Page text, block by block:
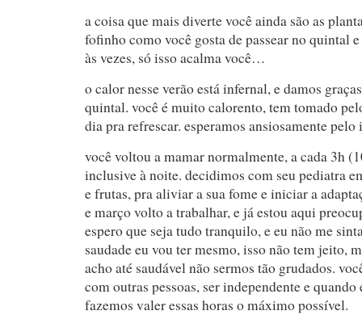
a coisa que mais diverte você ainda são as
fofinho como você gosta de passear no quintal
às vezes, só isso acalma você…
o calor nesse verão está infernal, e damos
quintal. você é muito calorento, tem tomado
dia pra refrescar. esperamos ansiosamente pelo
você voltou a mamar normalmente, a cada 3h
inclusive à noite. decidimos com seu pediatra
e frutas, pra aliviar a sua fome e iniciar a
e março volto a trabalhar, e já estou aqui
espero que seja tudo tranquilo, e eu não me
saudade eu vou ter mesmo, isso não tem jeito,
acho até saudável não sermos tão grudados.
com outras pessoas, ser independente e
fazemos valer essas horas o máximo possível.